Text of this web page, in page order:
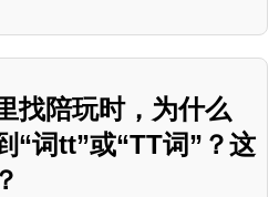
找陪玩时，为什么
“词tt”或“TT词”？这